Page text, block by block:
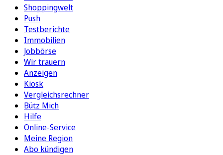
Shoppingwelt
Push
Testberichte
Immobilien
Jobbörse
Wir trauern
Anzeigen
Kiosk
Vergleichsrechner
Bütz Mich
Hilfe
Online-Service
Meine Region
Abo kündigen